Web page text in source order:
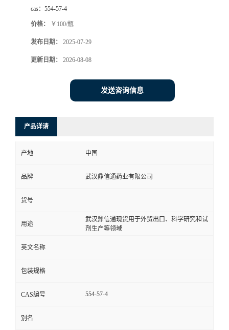
cas： 554-57-4
价格： ￥100/瓶
发布日期： 2025-07-29
更新日期： 2026-08-08
发送咨询信息
产品详请
产地 中国
品牌 武汉鼎信通药业有限公司
货号
用途
武汉鼎信通现货用于外贸出口、科学研究和试
剂生产等领域
英文名称
包装规格
CAS编号 554-57-4
别名